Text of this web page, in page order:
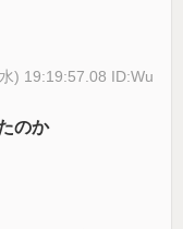
) 19:19:57.08 ID:Wu
のか